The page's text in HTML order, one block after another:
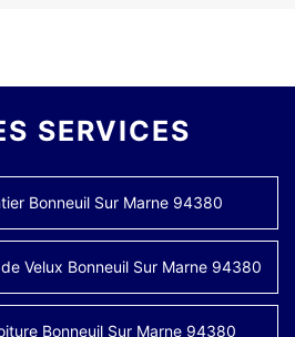
SERVICES
Bonneuil Sur Marne 94380
Velux Bonneuil Sur Marne 94380
Bonneuil Sur Marne 94380